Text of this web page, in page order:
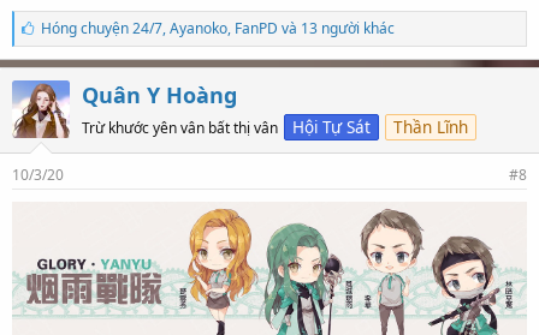
S
ố
l
ư
ợ
t
t
í
Hóng chuyện 24/7,Ayanoko, FanPD và 13 người khác
Quân Y Hoàng
Trừ khước yên vân bất thị vân Hội Tự Sát Thần Lĩnh
10/3/20 #8